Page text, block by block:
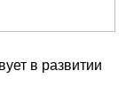
в развитии